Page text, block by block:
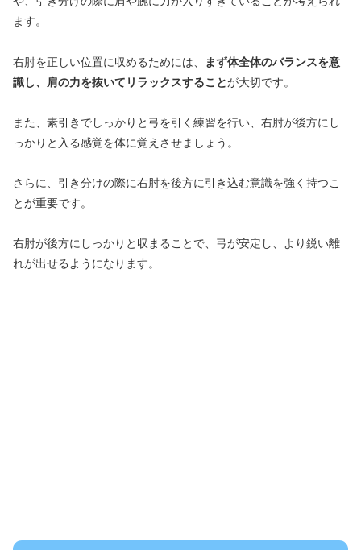
ます。
右肘を正しい位置に収めるためには、
まず体全体のバランスを意
識し、肩の力を抜いてリラックスすることが大切です。
また、素引きでしっかりと弓を引く練習を行い、右肘が後方にし
っかりと入る感覚を体に覚えさせましょう。
さらに、引き分けの際に右肘を後方に引き込む意識を強く持つこ
とが重要です。
右肘が後方にしっかりと収まることで、弓が安定し、より鋭い離
れが出せるようになります。